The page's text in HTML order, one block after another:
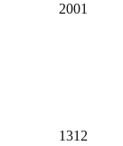
2001
1312